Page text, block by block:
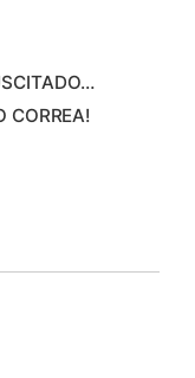
CORREA!